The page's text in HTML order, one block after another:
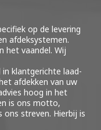
op de levering
afdeksystemen.
het vaandel. Wij
klantgerichte laad-
afdekken van uw
hoog in het
is ons motto,
ons streven. Hierbij is